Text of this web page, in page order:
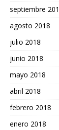
septiembre
agosto 2018
julio 2018
junio 2018
mayo 2018
abril 2018
febrero 2018
enero 2018